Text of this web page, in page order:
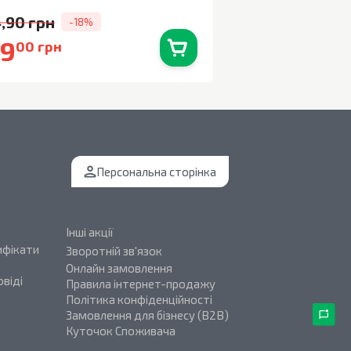
грн -18%
00 грн
Персональна сторінка
Інші акції
Зворотній зв'язок
Онлайн замовлення
Правила інтернет-продажу
Політика конфіденційності
Замовлення для бізнесу (B2B)
Куточок Споживача